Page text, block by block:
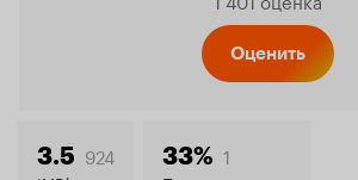
Оценить
3.5 924 33% 1